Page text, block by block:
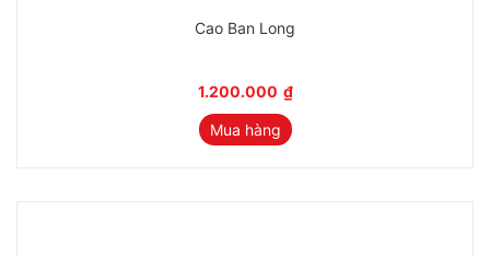
Cao Ban Long
1.200.000 ₫
Mua hàng